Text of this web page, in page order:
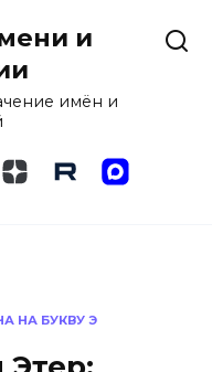
и
имён и
НА БУКВУ Э